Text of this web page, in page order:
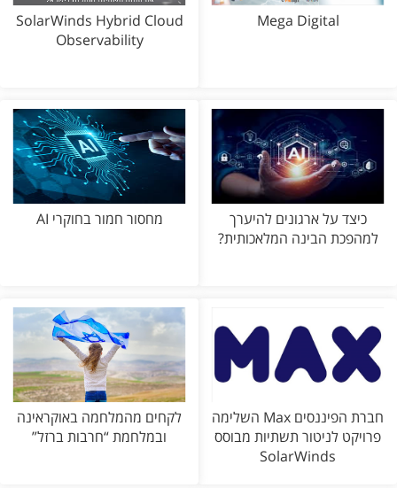
Mega Digital
SolarWinds Hybrid Cloud
Observability
כיצד על ארגונים להיערך
למהפכת הבינה המלאכותית?
מחסור חמור בחוקרי AI
חברת הפיננסים Max השלימה
פרויקט לניטור תשתיות מבוסס
SolarWinds
לקחים מהמלחמה באוקראינה
ובמלחמת “חרבות ברזל”